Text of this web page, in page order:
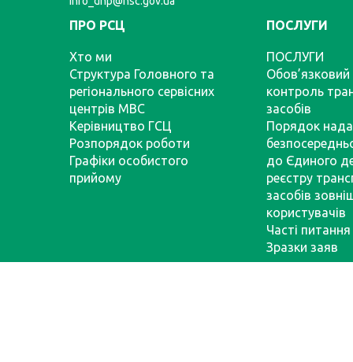
ПРО РСЦ
Хто ми
Структура Головного та
регіонального сервісних
центрів МВС
Керівництво ГСЦ
Розпорядок роботи
Графіки особистого
прийому
ПОСЛУГИ
ПОСЛУГИ
Обов’язковий
контроль
засобів
Порядок
до Єдиного
реєстру
засобів
користувачів
Часті питання
Зразки заяв